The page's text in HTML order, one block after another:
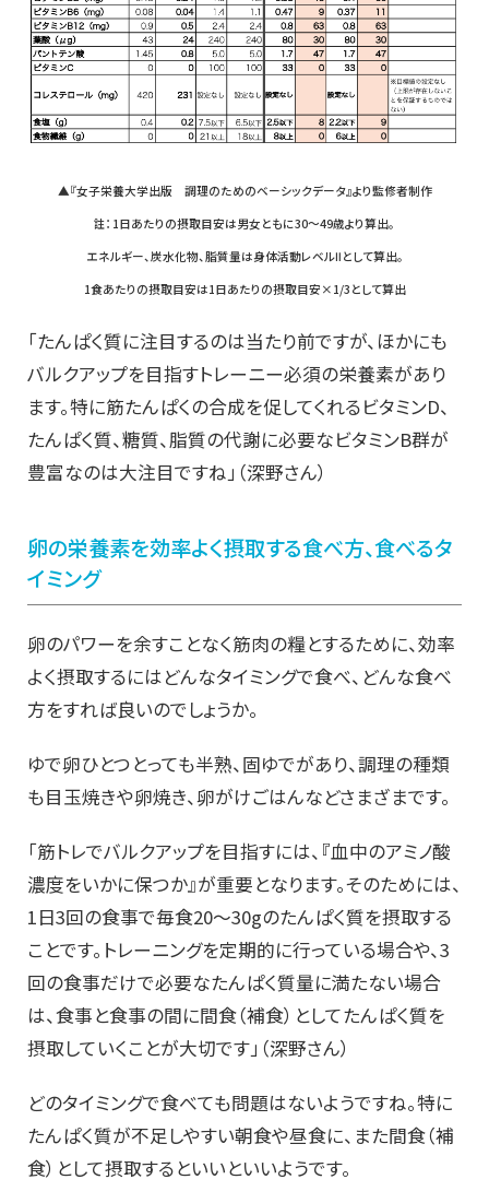
▲『女子栄養大学出版 調理のためのベーシックデータ』より監修者制作
註：1日あたりの摂取目安は男女ともに30～49歳より算出。
エネルギー、炭水化物、脂質量は身体活動レベルⅡとして算出。
1食あたりの摂取目安は1日あたりの摂取目安×1/3として算出
「たんぱく質に注目するのは当たり前ですが、ほかにも
バルクアップを目指すトレーニー必須の栄養素があり
ます。特に筋たんぱくの合成を促してくれるビタミンD、
たんぱく質、糖質、脂質の代謝に必要なビタミンB群が
豊富なのは大注目ですね」（深野さん）
卵の栄養素を効率よく摂取する食べ方、食べるタ
イミング
卵のパワーを余すことなく筋肉の糧とするために、効率
よく摂取するにはどんなタイミングで食べ、どんな食べ
方をすれば良いのでしょうか。
ゆで卵ひとつとっても半熟、固ゆでがあり、調理の種類
も目玉焼きや卵焼き、卵がけごはんなどさまざまです。
「筋トレでバルクアップを目指すには、『血中のアミノ酸
濃度をいかに保つか』が重要となります。そのためには、
1日3回の食事で毎食20～30gのたんぱく質を摂取する
ことです。トレーニングを定期的に行っている場合や、3
回の食事だけで必要なたんぱく質量に満たない場合
は、食事と食事の間に間食（補食）としてたんぱく質を
摂取していくことが大切です」（深野さん）
どのタイミングで食べても問題はないようですね。特に
たんぱく質が不足しやすい朝食や昼食に、また間食（補
食）として摂取するといいといいようです。